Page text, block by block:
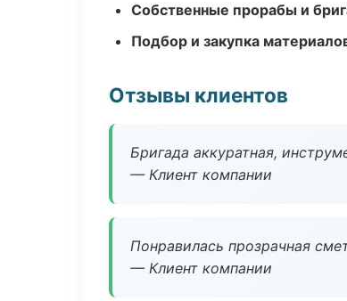
Собственные прорабы и
Подбор и закупка
Отзывы клиентов
Бригада аккуратная,
— Клиент компании
Понравилась прозрачная
— Клиент компании